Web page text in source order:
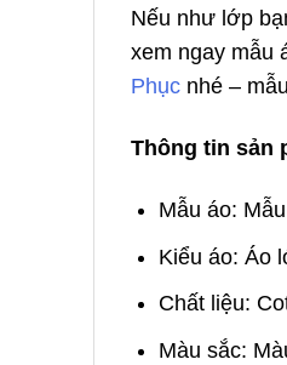
Nếu như lớp
xem ngay mẫu
Phục nhé – mẫu
Thông tin sản
Mẫu áo:
Kiểu áo: Áo
Chất liệu:
Màu sắc: